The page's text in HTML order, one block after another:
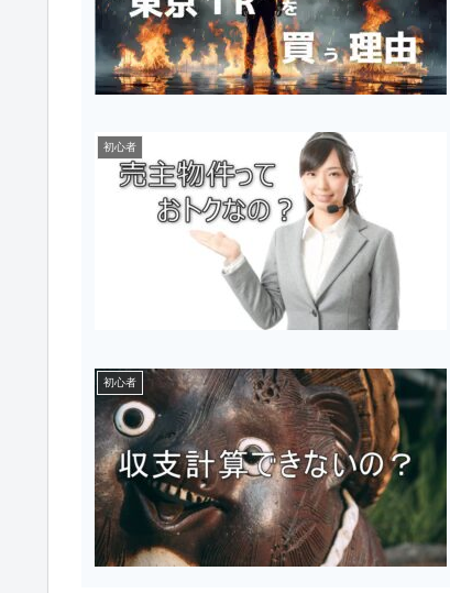
初心者
初心者